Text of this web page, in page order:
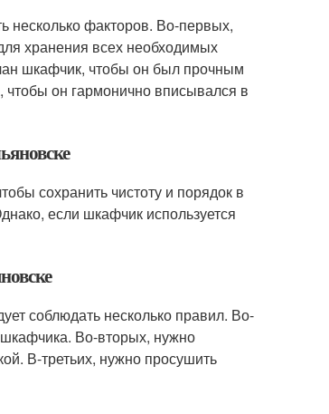
несколько факторов. Во-первых,
хранения всех необходимых
шкафчик, чтобы он был прочным
он гармонично вписывался в
сохранить чистоту и порядок в
если шкафчик используется
соблюдать несколько правил. Во-
Во-вторых, нужно
В-третьих, нужно просушить